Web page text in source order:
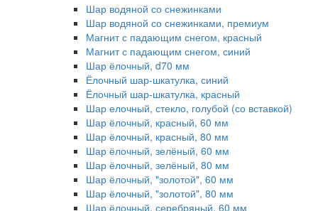
Шар водяной со снежинками
Шар водяной со снежинками, премиум
Магнит с падающим снегом, красный
Магнит с падающим снегом, синий
Шар ёлочный, d70 мм
Ёлочный шар-шкатулка, синий
Ёлочный шар-шкатулка, красный
Шар елочный, стекло, голубой (со вставкой)
Шар ёлочный, красный, 60 мм
Шар ёлочный, красный, 80 мм
Шар ёлочный, зелёный, 60 мм
Шар ёлочный, зелёный, 80 мм
Шар ёлочный, "золотой", 60 мм
Шар ёлочный, "золотой", 80 мм
Шар ёлочный, серебряный, 60 мм